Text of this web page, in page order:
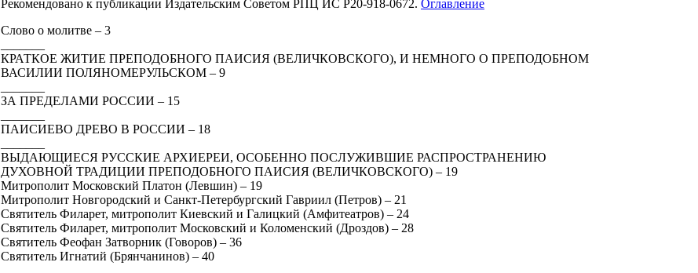
Рекомендовано к публикации Издательским Советом РПЦ ИС Р20-918-0672. Оглавление
Слово о молитве – 3
КРАТКОЕ ЖИТИЕ ПРЕПОДОБНОГО ПАИСИЯ (ВЕЛИЧКОВСКОГО), И НЕМНОГО О ПРЕПОДОБНОМ
ВАСИЛИИ ПОЛЯНОМЕРУЛЬСКОМ – 9
ЗА ПРЕДЕЛАМИ РОССИИ – 15
ПАИСИЕВО ДРЕВО В РОССИИ – 18
ВЫДАЮЩИЕСЯ РУССКИЕ АРХИЕРЕИ, ОСОБЕННО ПОСЛУЖИВШИЕ РАСПРОСТРАНЕНИЮ
ДУХОВНОЙ ТРАДИЦИИ ПРЕПОДОБНОГО ПАИСИЯ (ВЕЛИЧКОВСКОГО) – 19
Митрополит Московский Платон (Левшин) – 19
Митрополит Новгородский и Санкт-Петербургский Гавриил (Петров) – 21
Святитель Филарет, митрополит Киевский и Галицкий (Амфитеатров) – 24
Святитель Филарет, митрополит Московский и Коломенский (Дроздов) – 28
Святитель Феофан Затворник (Говоров) – 36
Святитель Игнатий (Брянчанинов) – 40